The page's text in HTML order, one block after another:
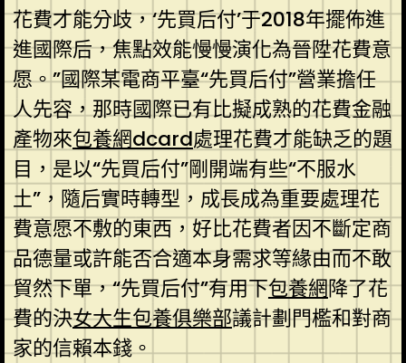
花費才能分歧，‘先買后付’于2018年擺佈進
進國際后，焦點效能慢慢演化為晉陞花費意
愿。”國際某電商平臺“先買后付”營業擔任
人先容，那時國際已有比擬成熟的花費金融
產物來包養網dcard處理花費才能缺乏的題
目，是以“先買后付”剛開端有些“不服水
土”，隨后實時轉型，成長成為重要處理花
費意愿不敷的東西，好比花費者因不斷定商
品德量或許能否合適本身需求等緣由而不敢
貿然下單，“先買后付”有用下包養網降了花
費的決女大生包養俱樂部議計劃門檻和對商
家的信賴本錢。